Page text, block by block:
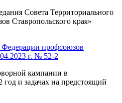
Совета Территориального
Ставропольского края»
профсоюзов
г. № 52-2
кампании в
год и задачах на предстоящий